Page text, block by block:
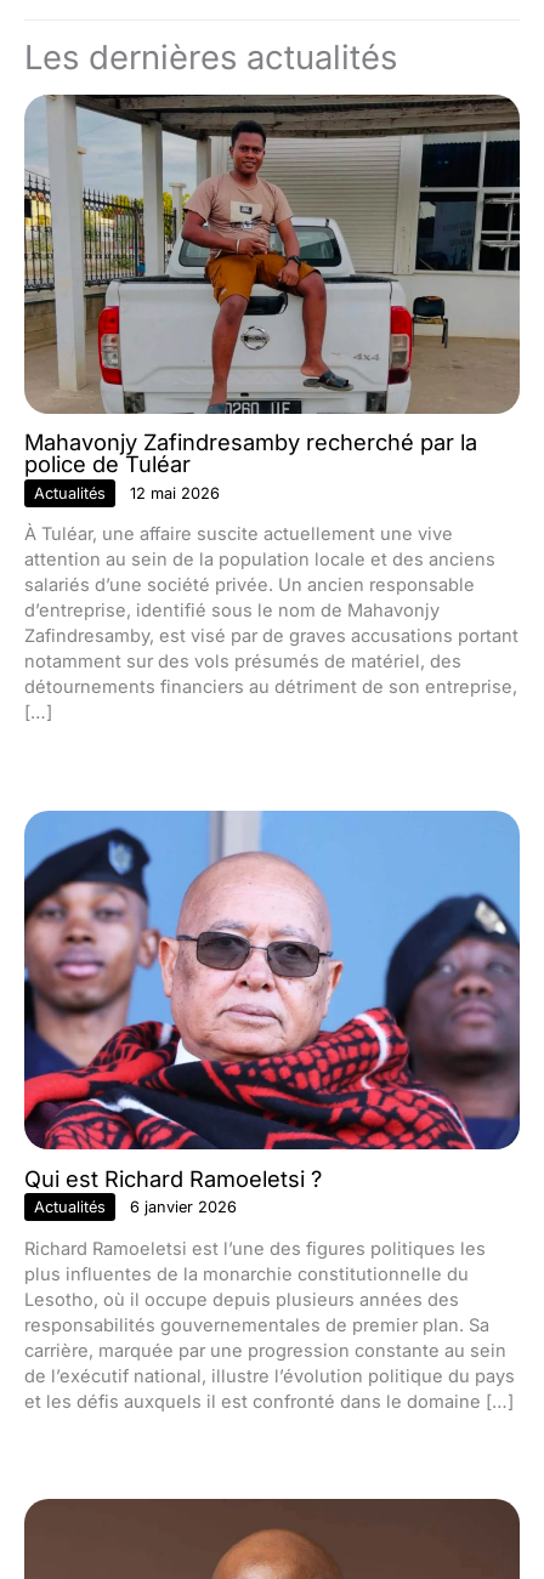
Les dernières actualités
Mahavonjy Zafindresamby recherché par la
police de Tuléar
Actualités 12 mai 2026
À Tuléar, une affaire suscite actuellement une vive
attention au sein de la population locale et des anciens
salariés d’une société privée. Un ancien responsable
d’entreprise, identifié sous le nom de Mahavonjy
Zafindresamby, est visé par de graves accusations portant
notamment sur des vols présumés de matériel, des
détournements financiers au détriment de son entreprise,
[…]
Qui est Richard Ramoeletsi ?
Actualités 6 janvier 2026
Richard Ramoeletsi est l’une des figures politiques les
plus influentes de la monarchie constitutionnelle du
Lesotho, où il occupe depuis plusieurs années des
responsabilités gouvernementales de premier plan. Sa
carrière, marquée par une progression constante au sein
de l’exécutif national, illustre l’évolution politique du pays
et les défis auxquels il est confronté dans le domaine […]